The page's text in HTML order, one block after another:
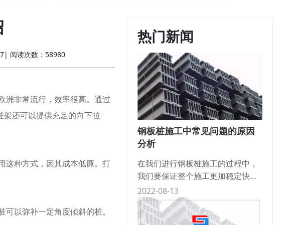
| 阅读次数：58980
非常流行，效率很高。通过
还可以提供充足的向下拉
种方式，因其成本低廉。打
以弥补一定角度倾斜的桩。
热门新闻
钢板桩施工中常见问题的原因
分析
在我们进行钢板桩施工的过程中，
我们要保证整个施工更加稳定快速
的进行就要解决一些在施工过程中
可能出现的问题，这些问题包括倾
斜、扭转以及共连等等几个方面，
2022-08-13